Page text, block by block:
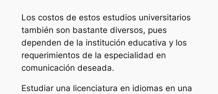
Los costos de estos estudios universitarios
también son bastante diversos, pues
dependen de la institución educativa y los
requerimientos de la especialidad en
comunicación deseada.
Estudiar una licenciatura en idiomas en una